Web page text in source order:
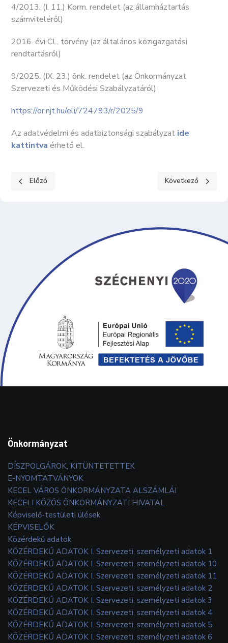
4/2013. (I. 11.) Korm. rendelet (az államháztartás
számviteléről)
2016. évi CL. törvény (az általános közigazgatási
rendtartásról)
9/2025. (IX. 23.) önk. rendelet (az Önkormányzat
Szervezeti és Működési Szabályzatáról)
https://or.njt.hu/eli/724793/r/2025/9
Az adatvédelmi és adatbiztonsági szabályzat ide
kattintva érhető el.
Előző cikk: KÖZÉRDEKŰ ADATOK I. Szervezeti, személyzeti
Előző Következő cikk:
Következő
Önkormányzat
DÍSZPOLGÁROK, KITÜNTETETTEK
E-NYOMTATVÁNYOK
KECEL VÁROS ÖNKORMÁNYZATA ALSZÁMLÁI
KECELI KÖZÖS ÖNKORMÁNYZATI HIVATAL
Képviselő-testületi ülések
KÉPVISELŐK
Közérdekű adatok
KÖZÉRDEKŰ ADATOK I. Szervezeti, személyzeti adatok 1
KÖZÉRDEKŰ ADATOK I. Szervezeti, személyzeti adatok 10
KÖZÉRDEKŰ ADATOK I. Szervezeti, személyzeti adatok 11
KÖZÉRDEKŰ ADATOK I. Szervezeti, személyzeti adatok 2
KÖZÉRDEKŰ ADATOK I. Szervezeti, személyzeti adatok 3
KÖZÉRDEKŰ ADATOK I. Szervezeti, személyzeti adatok 4
KÖZÉRDEKŰ ADATOK I. Szervezeti, személyzeti adatok 5
KÖZÉRDEKŰ ADATOK I. Szervezeti, személyzeti adatok 6